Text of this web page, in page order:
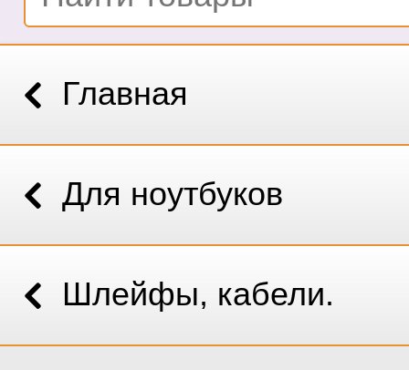
Главная
Для ноутбуков
Шлейфы, кабели.